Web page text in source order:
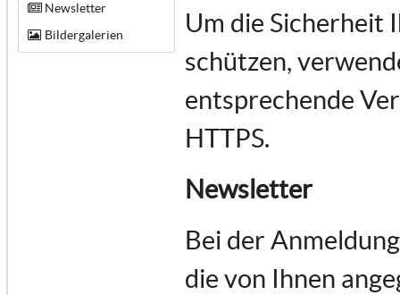
Newsletter
Bildergalerien
Um die Sicherheit
schützen,
entsprechende
HTTPS.
Newsletter
Bei der
die von Ihnen